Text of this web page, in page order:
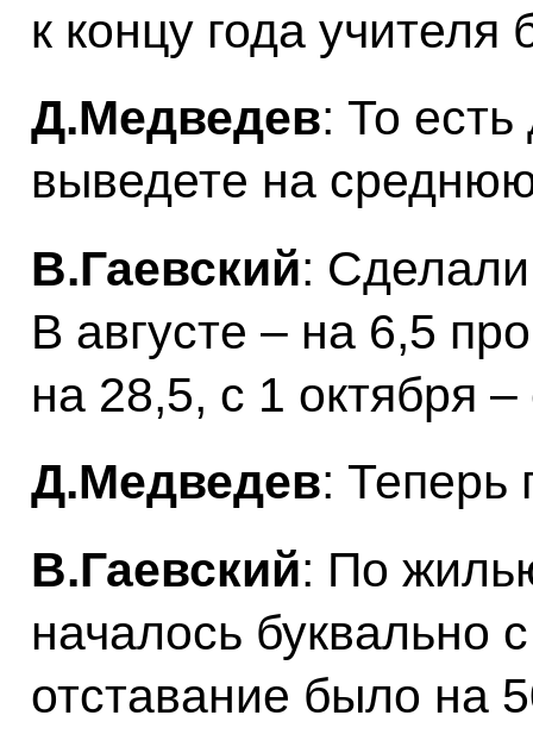
к концу года учителя
Д.Медведев: То
выведете на
В.Гаевский:
В августе – на 6,5
на 28,5, с 1 октября
Д.Медведев:
В.Гаевский: По
началось буквально
отставание было на